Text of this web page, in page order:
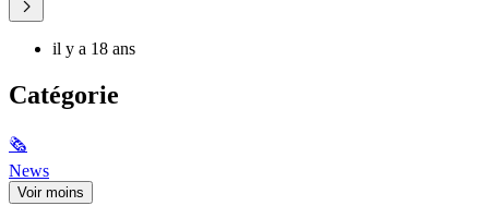
il y a 18 ans
Catégorie
🗞
News
Voir moins